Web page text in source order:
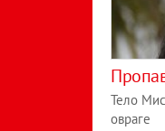
Тело
овраге